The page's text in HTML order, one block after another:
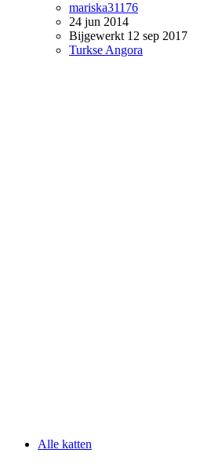
mariska31176
24 jun 2014
Bijgewerkt 12 sep 2017
Turkse Angora
Alle katten